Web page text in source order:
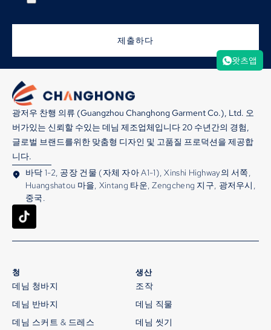
제출하다
광저우 찬행 의류 (Guangzhou Changhong Garment Co.), Ltd. 오
버가있는 신뢰할 수있는 데님 제조업체입니다 20 수년간의 경험,
글로벌 브랜드를위한 맞춤형 디자인 및 고품질 프로덕션을 제공합
니다.
바닥 1-2, 공장 건물 (자체 자아 A1-1), Xinshi Highway의 서쪽,
Huangshatou 마을, Xintang 타운, Zengcheng 지구, 광저우시,
중국.
청
데님 청바지
데님 반바지
데님 스커트 & 드레스
생산
조작
데님 직물
데님 씻기
왓츠앱